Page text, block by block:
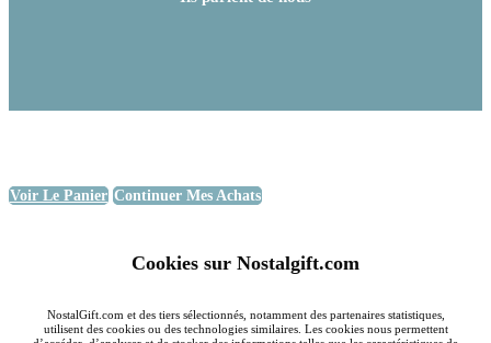
Voir Le Panier Continuer Mes Achats
Cookies sur Nostalgift.com
NostalGift.com et des tiers sélectionnés, notamment des partenaires statistiques,
utilisent des cookies ou des technologies similaires. Les cookies nous permettent